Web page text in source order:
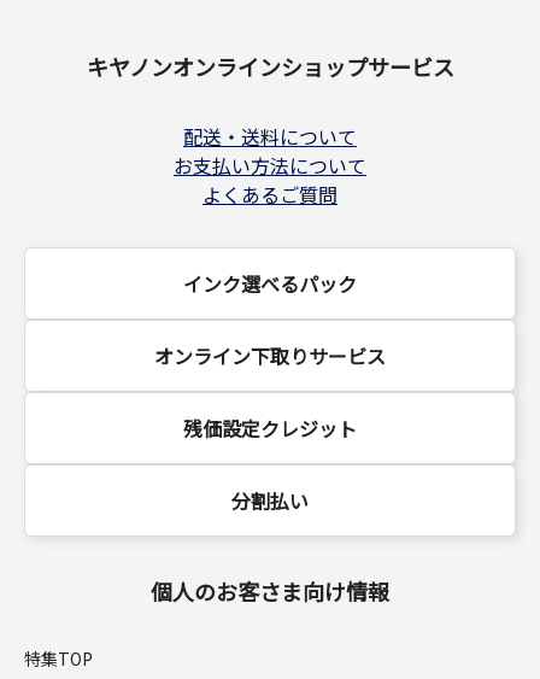
キヤノンオンラインショップサービス
配送・送料について
お支払い方法について
よくあるご質問
インク選べるパック
オンライン下取りサービス
残価設定クレジット
分割払い
個人のお客さま向け情報
特集TOP